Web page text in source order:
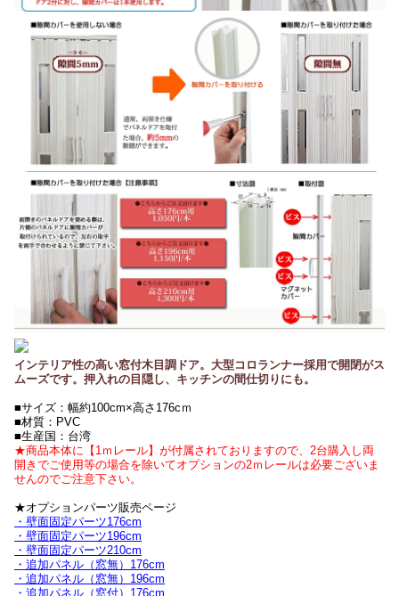
インテリア性の高い窓付木目調ドア。大型コロランナー採用で開閉がス
ムーズです。押入れの目隠し、キッチンの間仕切りにも。
■サイズ：幅約100cm×高さ176cｍ
■材質：PVC
■生産国：台湾
★商品本体に【1ｍレール】が付属されておりますので、2台購入し両
開きでご使用等の場合を除いてオプションの2ｍレールは必要ございま
せんのでご注意下さい。
★オプションパーツ販売ページ
・壁面固定パーツ176cm
・壁面固定パーツ196cm
・壁面固定パーツ210cm
・追加パネル（窓無）176cm
・追加パネル（窓無）196cm
・追加パネル（窓付）176cm